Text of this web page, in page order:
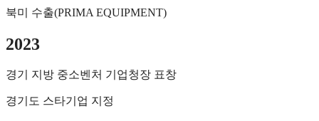
북미 수출(PRIMA EQUIPMENT)
2023
경기 지방 중소벤처 기업청장 표창
경기도 스타기업 지정